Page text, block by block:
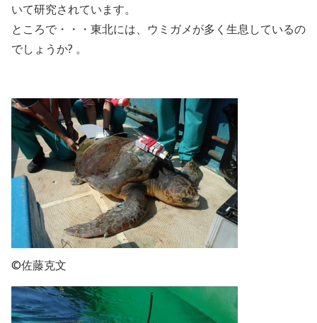
いて研究されています。
ところで・・・東北には、ウミガメが多く生息しているの
でしょうか? 。
©佐藤克文